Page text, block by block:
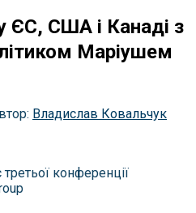
ЄС, США і Канаді з
Маріушем
Владислав Ковальчук
конференції